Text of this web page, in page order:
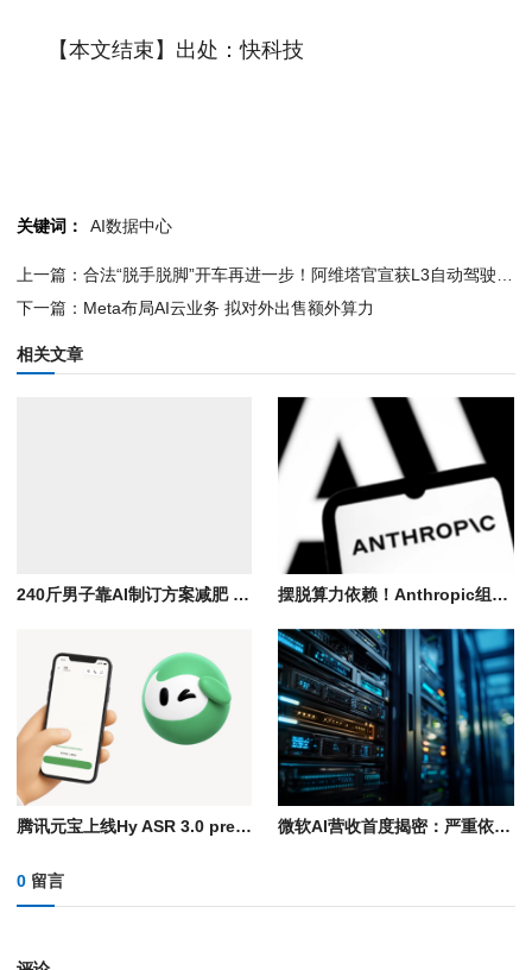
【本文结束】出处：快科技
关键词： AI数据中心
下一篇：Meta布局AI云业务 拟对外出售额外算力
相关文章
240斤男子靠AI制订方案减肥 45天狂瘦40斤险丧命！ 摆脱算力依赖！Anthropic组建自研芯片团队 专为Claude打造AI芯片
腾讯元宝上线Hy ASR 3.0 preview语音识别模型：各种方言、复杂环境都能听清 微软AI营收首度揭密：严重依赖OpenAI 营收占比或达70%
0 留言